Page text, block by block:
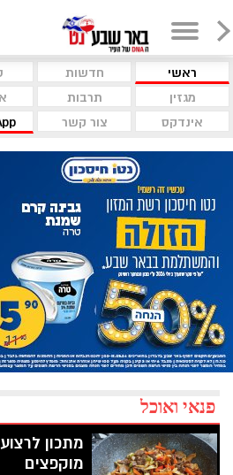
ראשי חדשות
מגזין
תרבות
אינדקס
צור קשר
פנאי ואוכל
מתכון
מוקפצים